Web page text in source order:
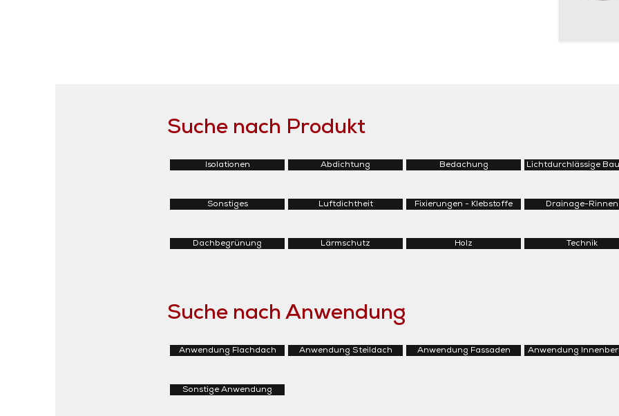
Suche nach Produkt
Isolationen
Sonstiges
Dachbegrünung
Abdichtung
Luftdichtheit
Lärmschutz
Bedachung
Fixierungen - Klebstoffe
Holz
Lichtdurchlässige
Drainage-Rinnen
Technik
Suche nach Anwendung
Anwendung Flachdach
Sonstige Anwendung
Anwendung Steildach Anwendung Fassaden Anwendung